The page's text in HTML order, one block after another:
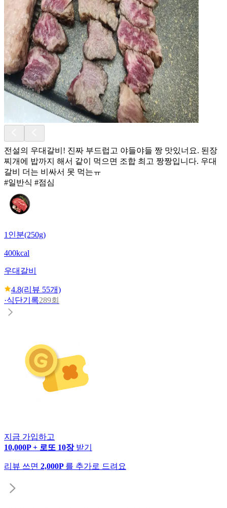
전설의 우대갈비! 진짜 부드럽고 야들야들 짱 맛있너요. 된장
찌개에 밥까지 해서 같이 먹으면 조합 최고 짱짱입니다. 우대
갈비 더는 비싸서 못 먹는ㅠ
#일반식 #점심
1인분(250g)
400kcal
우대갈비
4.8(리뷰 55개)
·식단기록289회
지금 가입하고
10,000P + 로또 10장 받기
리뷰 쓰면 2,000P 를 추가로 드려요